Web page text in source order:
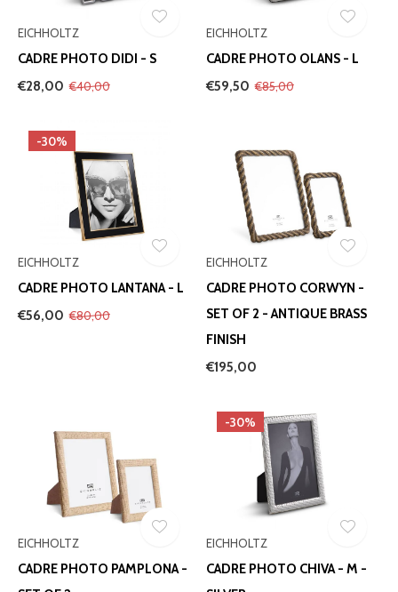
EICHHOLTZ
CADRE PHOTO DIDI - S
€28,00 €40,00
EICHHOLTZ
CADRE PHOTO OLANS - L
€59,50 €85,00
-30%
EICHHOLTZ
CADRE PHOTO LANTANA - L
€56,00 €80,00
EICHHOLTZ
CADRE PHOTO CORWYN -
SET OF 2 - ANTIQUE BRASS
FINISH
€195,00
EICHHOLTZ
CADRE PHOTO PAMPLONA -
-30%
EICHHOLTZ
CADRE PHOTO CHIVA - M -